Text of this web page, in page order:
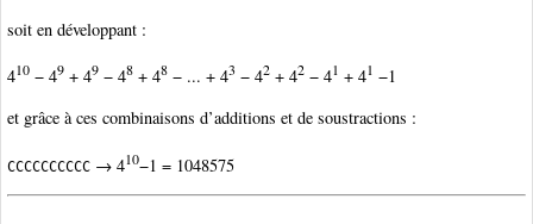
soit en développant :
410 − 49 + 49 − 48 + 48 − ... + 43 − 42 + 42 − 41 + 41 −1
et grâce à ces combinaisons d’additions et de soustractions :
CCCCCCCCCC → 410−1 = 1048575